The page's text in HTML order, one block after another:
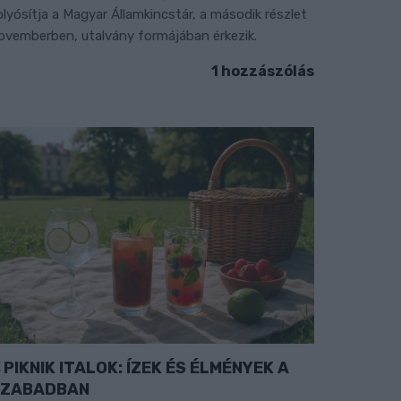
a Magyar Államkincstár, a második részlet
utalvány formájában érkezik.
1 hozzászólás
PIKNIK ITALOK: ÍZEK ÉS ÉLMÉNYEK A